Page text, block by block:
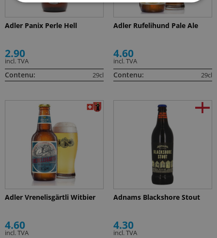
Adler Panix Perle Hell
2.90
incl. TVA
Contenu: 29cl
Adler Rufelihund Pale Ale
4.60
incl. TVA
Contenu: 29cl
Adler Vrenelisgärtli Witbier
4.60
incl. TVA
Adnams Blackshore Stout
4.30
incl. TVA